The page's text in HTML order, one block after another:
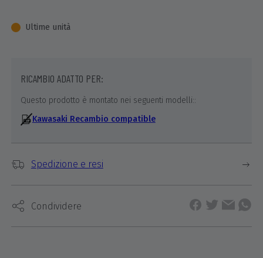
Ultime unità
RICAMBIO ADATTO PER:
Questo prodotto è montato nei seguenti modelli::
Kawasaki Recambio compatible
Spedizione e resi
Condividere